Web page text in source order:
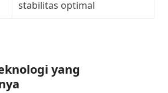
stabilitas optimal
yang